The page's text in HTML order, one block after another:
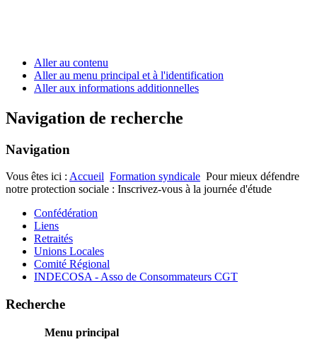
Aller au contenu
Aller au menu principal et à l'identification
Aller aux informations additionnelles
Navigation de recherche
Navigation
Vous êtes ici : Accueil Formation syndicale Pour mieux défendre
notre protection sociale : Inscrivez-vous à la journée d'étude
Confédération
Liens
Retraités
Unions Locales
Comité Régional
INDECOSA - Asso de Consommateurs CGT
Recherche
Menu principal